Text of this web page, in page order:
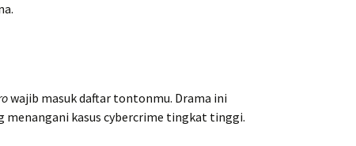
wajib masuk daftar tontonmu. Drama ini
menangani kasus cybercrime tingkat tinggi.